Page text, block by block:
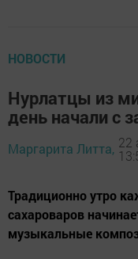
НОВОСТИ
Нурлатцы из
день начали с
Маргарита Литта, 22
Традиционно утро
сахароваров
музыкальные